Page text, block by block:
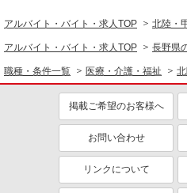
アルバイト・バイト・求人TOP 北陸・
アルバイト・バイト・求人TOP 長野県
職種・条件一覧 医療・介護・福祉
掲載ご希望のお客様へ
お問い合わせ
リンクについて